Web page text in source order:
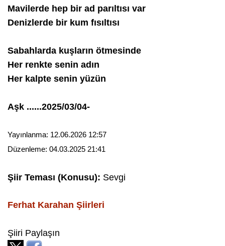
Mavilerde hep bir ad parıltısı var
Denizlerde bir kum fısıltısı
Sabahlarda kuşların ötmesinde
Her renkte senin adın
Her kalpte senin yüzün
Aşk ......2025/03/04-
Yayınlanma: 12.06.2026 12:57
Düzenleme: 04.03.2025 21:41
Şiir Teması (Konusu): Sevgi
Ferhat Karahan Şiirleri
Şiiri Paylaşın